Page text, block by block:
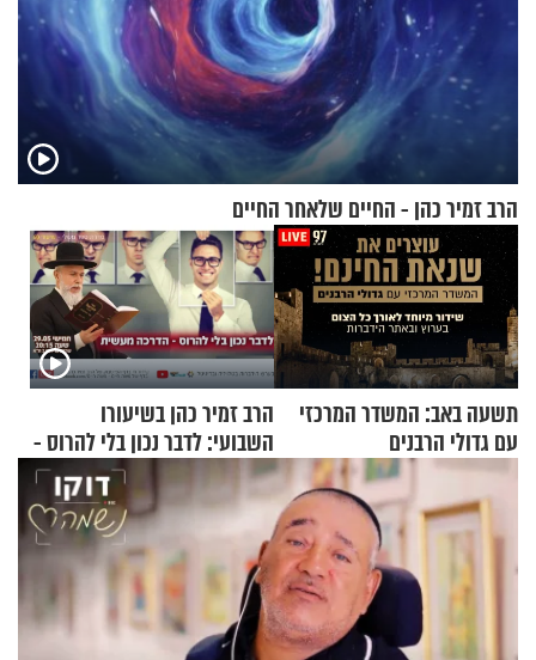
הרב זמיר כהן - החיים שלאחר החיים
תשעה באב: המשדר המרכזי
עם גדולי הרבנים
הרב זמיר כהן בשיעורו
השבועי: לדבר נכון בלי להרוס -
הדרכה מעשית